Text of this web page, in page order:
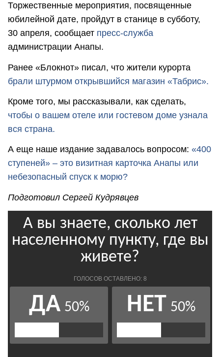
Торжественные мероприятия, посвященные
юбилейной дате, пройдут в станице в субботу,
30 апреля, сообщает пресс-служба
администрации Анапы.
Ранее «Блокнот» писал, что жители курорта
брали штурмом открывшийся магазин «Табрис».
Кроме того, мы рассказывали, как сделать,
чтобы о вашем отеле или гостевом доме узнала
вся страна.
А еще наше издание задавалось вопросом: «400
ступеней» – это визитная карточка Анапы или
небезопасный спуск к морю?
Подготовил Сергей Кудрявцев